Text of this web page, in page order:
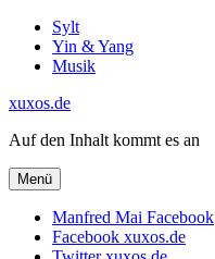
Sylt
Yin & Yang
Musik
xuxos.de
Auf den Inhalt kommt es an
Menü
Manfred Mai Facebook
Facebook xuxos.de